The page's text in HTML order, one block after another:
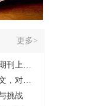
更多>
发表？
优势？
挑战